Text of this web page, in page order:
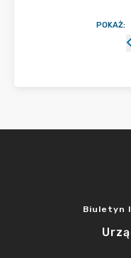
POKAŻ:
Biuletyn